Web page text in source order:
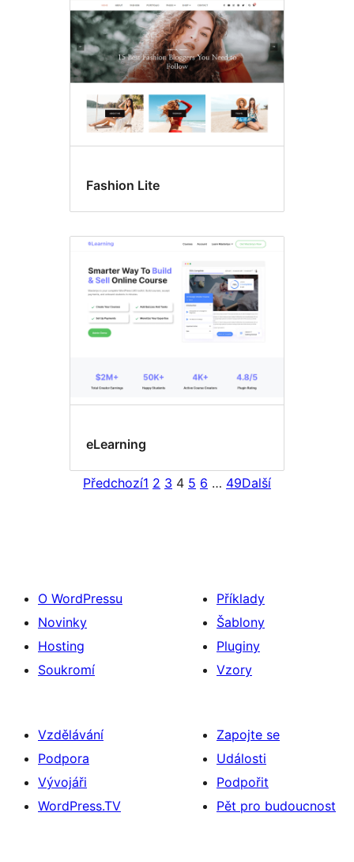
Fashion Lite
eLearning
Předchozí1 2 3 4 5 6 … 49Další
O WordPressu
Novinky
Hosting
Soukromí
Příklady
Šablony
Pluginy
Vzory
Vzdělávání
Podpora
Vývojáři
WordPress.TV
Zapojte se
Události
Podpořit
Pět pro budoucnost